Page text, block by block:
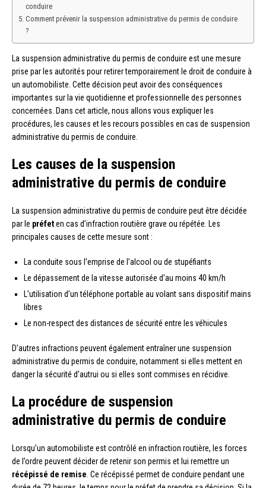
conduire
Comment prévenir la suspension administrative du permis de conduire
?
La suspension administrative du permis de conduire est une mesure
prise par les autorités pour retirer temporairement le droit de conduire à
un automobiliste. Cette décision peut avoir des conséquences
importantes sur la vie quotidienne et professionnelle des personnes
concernées. Dans cet article, nous allons vous expliquer les
procédures, les causes et les recours possibles en cas de suspension
administrative du permis de conduire.
Les causes de la suspension
administrative du permis de conduire
La suspension administrative du permis de conduire peut être décidée
par le préfeten cas d’infraction routière grave ou répétée. Les
principales causes de cette mesure sont :
La conduite sous l’emprise de l’alcool ou de stupéfiants
Le dépassement de la vitesse autorisée d’au moins 40 km/h
L’utilisation d’un téléphone portable au volant sans dispositif mains
libres
Le non-respect des distances de sécurité entre les véhicules
D’autres infractions peuvent également entraîner une suspension
administrative du permis de conduire, notamment si elles mettent en
danger la sécurité d’autrui ou si elles sont commises en récidive.
La procédure de suspension
administrative du permis de conduire
Lorsqu’un automobiliste est contrôlé en infraction routière, les forces
de l’ordre peuvent décider de retenir son permis et lui remettre un
récépissé de remise. Ce récépissé permet de conduire pendant une